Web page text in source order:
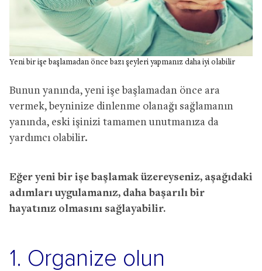
Yeni bir işe başlamadan önce bazı şeyleri yapmanız daha iyi olabilir
Bunun yanında, yeni işe başlamadan önce ara
vermek, beyninize dinlenme olanağı sağlamanın
yanında, eski işinizi tamamen unutmanıza da
yardımcı olabilir.
Eğer yeni bir işe başlamak üzereyseniz, aşağıdaki
adımları uygulamanız, daha başarılı bir
hayatınız olmasını sağlayabilir.
1. Organize olun